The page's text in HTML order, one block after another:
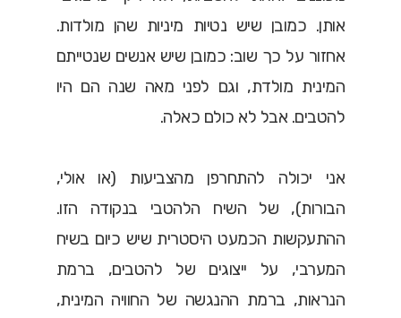
אותן. כמובן שיש נטיות מיניות שהן מולדות.
אחזור על כך שוב: כמובן שיש אנשים שנטייתם
המינית מולדת, וגם לפני מאה שנה הם היו
להטבים. אבל לא כולם כאלה.
אני יכולה להתחרפן מהצביעות (או אולי,
הבורות), של השיח הלהטבי בנקודה הזו.
ההתעקשות הכמעט היסטרית שיש כיום בשיח
המערבי, על ייצוגים של להטבים, ברמת
הנראות, ברמת ההנגשה של החוויה המינית,